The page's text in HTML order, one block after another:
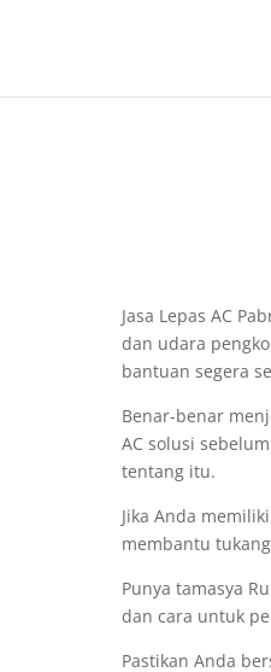
Jasa Lepas AC
dan udara
bantuan segera
Benar-benar
AC solusi
tentang itu.
Jika Anda
membantu
Punya tamasya
dan cara untuk
Pastikan Anda